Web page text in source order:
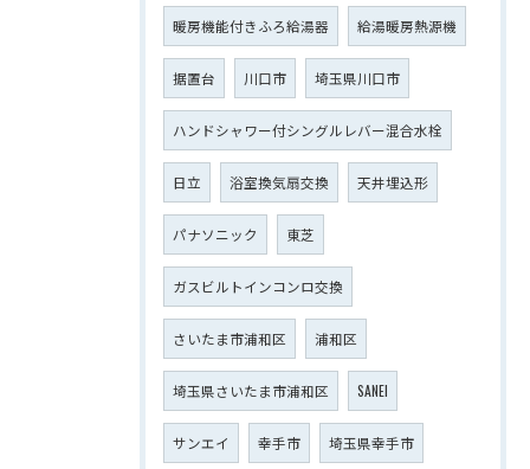
暖房機能付きふろ給湯器 給湯暖房熱源機
据置台 川口市 埼玉県川口市
ハンドシャワー付シングルレバー混合水栓
日立 浴室換気扇交換 天井埋込形
パナソニック 東芝
ガスビルトインコンロ交換
さいたま市浦和区 浦和区
埼玉県さいたま市浦和区 SANEI
サンエイ 幸手市 埼玉県幸手市